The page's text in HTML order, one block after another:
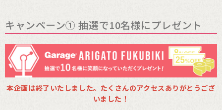
キャンペーン① 抽選で10名様にプレゼント
本企画は終了いたしました。たくさんのアクセスありがとうござ
いました！